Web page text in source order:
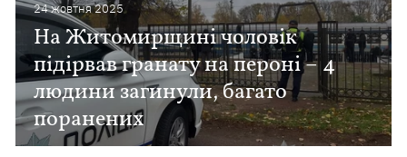
24 жовтня 2025
На Житомирщині чоловік
підірвав гранату на пероні – 4
людини загинули, багато
поранених